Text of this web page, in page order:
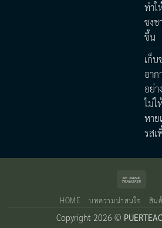
ทำใ
ชงช
ขึ้น
เก็บ
อา
อย่า
ไม่ใ
หาย
รสเ
HOME บทความน่าสนใจ สิน
Copyright 2026 ©